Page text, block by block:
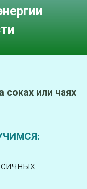
соках или чаях